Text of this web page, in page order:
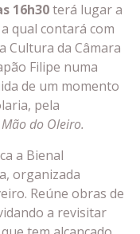
16h30terá lugar a
qual contará com
Cultura da Câmara
Filipe numa
de um momento
pela
do Oleiro.
a Bienal
organizada
Reúne obras de
a revisitar